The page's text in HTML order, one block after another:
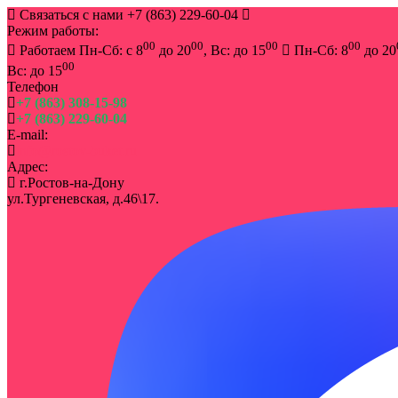
Связаться с нами +7 (863) 229-60-04
Режим работы:
Работаем Пн-Сб: с 800 до 2000, Вс: до 1500 Пн-Сб: 800 до 20
Вс: до 1500
Телефон
+7 (863) 308-15-98
+7 (863) 229-60-04
E-mail:
Адрес:
г.Ростов-на-Дону
ул.Тургеневская, д.46\17.